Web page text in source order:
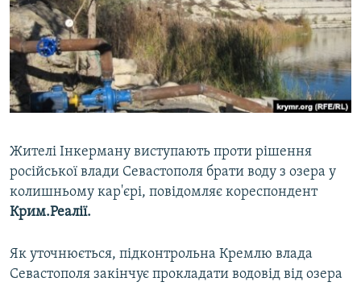
ДЕПОРТАЦІЯ
ВІДЕОУРОКИ «ELIFBE»
СВІДЧЕННЯ ОКУПАЦІЇ
УКРАЇНСЬКА ПРОБЛЕМА КРИМУ
ЯК ОБІЙТИ БЛОКУВАННЯ
Русский
Qırımtatar
Усі сайти RFE/RL
Жителі Інкерману виступають проти рішення
російської влади Севастополя брати воду з озера у
колишньому кар'єрі, повідомляє кореспондент
Крим.Реалії.
Як уточнюється, підконтрольна Кремлю влада
Севастополя закінчує прокладати водовід від озера